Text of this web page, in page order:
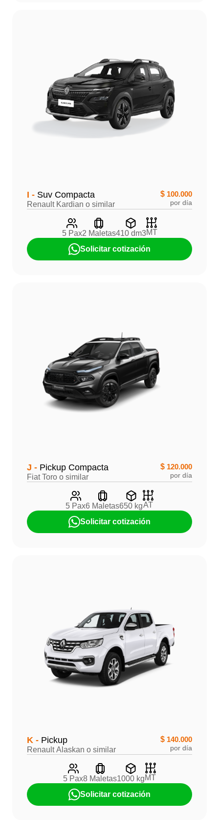
I - Suv Compacta
Renault Kardian o similar
$ 100.000
por día
5 Pax2 Maletas410 dm3MT
Solicitar cotización
J - Pickup Compacta
Fiat Toro o similar
$ 120.000
por día
5 Pax6 Maletas650 kgAT
Solicitar cotización
K - Pickup
Renault Alaskan o similar
$ 140.000
por día
5 Pax8 Maletas1000 kgMT
Solicitar cotización